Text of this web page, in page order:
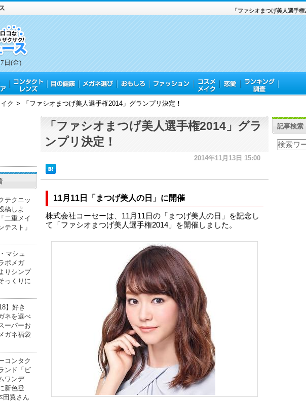
日(金)
「ファシオまつげ美人選手
ク > 「ファシオまつげ美人選手権2014」グランプリ決定！
テクニッ
稿しよ
二重メイ
テスト」
マシュ
ボメガ
りシンプ
っくりに
】好き
ネを選べ
ーパーお
ガネ福袋
コンタク
ンド「ビ
ワンデ
新色登
田翼さん
「ファシオまつげ美人選手権2014」グラ
ンプリ決定！
2014年11月13日 15:00
11月11日「まつげ美人の日」に開催
株式会社コーセーは、11月11日の「まつげ美人の日」を記念し
て「ファシオまつげ美人選手権2014」を開催しました。
記事検索